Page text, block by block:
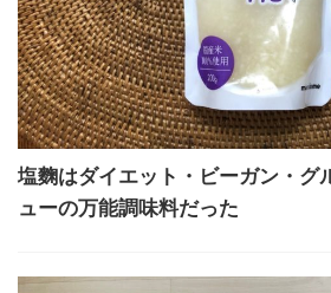
塩麴はダイエット・ビーガン・グ
ューの万能調味料だった